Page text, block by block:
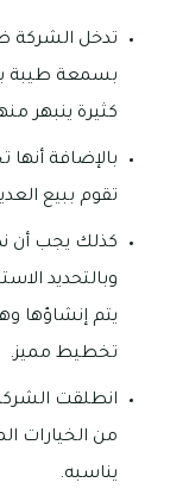
تدخل الشركة
بسمعة طيبة
كثيرة ينبهر
بالإضافة
تقوم ببيع
كذلك يجب أن
وبالتحديد
يتم إنشاؤها
تخطيط مميز.
انطلقت
من الخيارات
يناسبه.